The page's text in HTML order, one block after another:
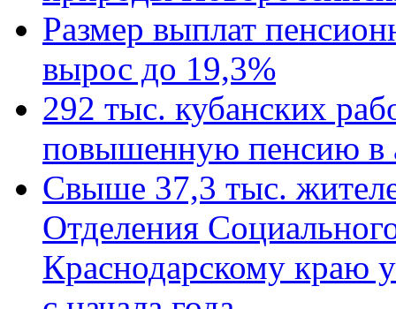
Размер выплат
вырос до 19,3%
292 тыс. кубанских
повышенную пенсию в
Свыше 37,3 тыс.
Отделения
Краснодарскому краю